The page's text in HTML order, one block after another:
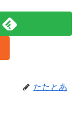
たたとあ